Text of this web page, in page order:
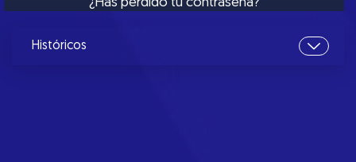
¿Has perdido tu contraseña?
Históricos